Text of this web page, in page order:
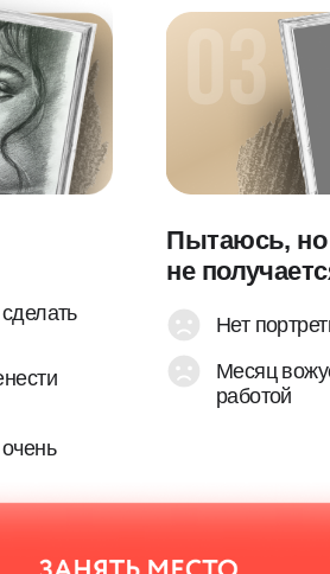
Нет портретного сходства
Месяц вожусь над одной